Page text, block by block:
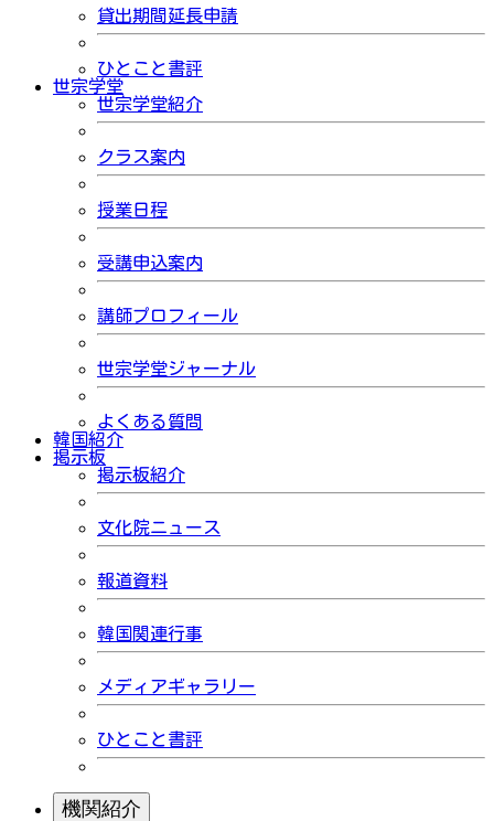
貸出期間延長申請
ひとこと書評
世宗学堂
世宗学堂紹介
クラス案内
授業日程
受講申込案内
講師プロフィール
世宗学堂ジャーナル
よくある質問
韓国紹介
掲示板
掲示板紹介
文化院ニュース
報道資料
韓国関連行事
メディアギャラリー
ひとこと書評
機関紹介